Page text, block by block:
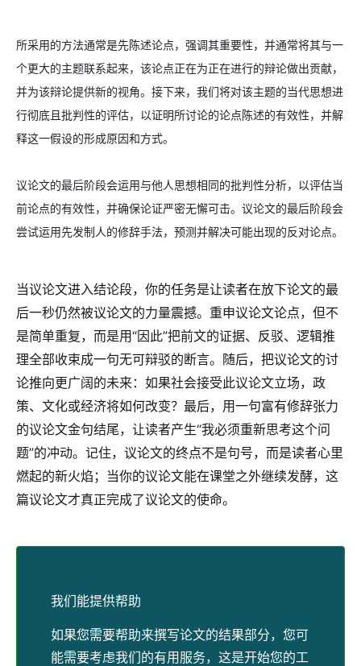
所采用的方法通常是先陈述论点，强调其重要性，并通常将其与一
个更大的主题联系起来，该论点正在为正在进行的辩论做出贡献，
并为该辩论提供新的视角。接下来，我们将对该主题的当代思想进
行彻底且批判性的评估，以证明所讨论的论点陈述的有效性，并解
释这一假设的形成原因和方式。
议论文的最后阶段会运用与他人思想相同的批判性分析，以评估当
前论点的有效性，并确保论证严密无懈可击。议论文的最后阶段会
尝试运用先发制人的修辞手法，预测并解决可能出现的反对论点。
当议论文进入结论段，你的任务是让读者在放下论文的最
后一秒仍然被议论文的力量震撼。重申议论文论点，但不
是简单重复，而是用“因此”把前文的证据、反驳、逻辑推
理全部收束成一句无可辩驳的断言。随后，把议论文的讨
论推向更广阔的未来：如果社会接受此议论文立场，政
策、文化或经济将如何改变？最后，用一句富有修辞张力
的议论文金句结尾，让读者产生“我必须重新思考这个问
题”的冲动。记住，议论文的终点不是句号，而是读者心里
燃起的新火焰；当你的议论文能在课堂之外继续发酵，这
篇议论文才真正完成了议论文的使命。
我们能提供帮助
如果您需要帮助来撰写论文的结果部分，您可
能需要考虑我们的有用服务，这是开始您的工